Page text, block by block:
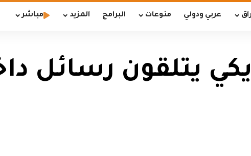
عربي ودولي منوعات البرامج المزيد مباشر
يتلقون رسائل